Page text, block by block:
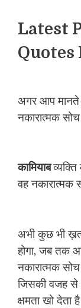
Latest
अगर आप मानते
नकारात्मक
कामियाब
वह नकारात्मक
अभी कुछ भी
होगा, जब तक
नकारात्मक
जिसकी वजह से
क्षमता खो देता